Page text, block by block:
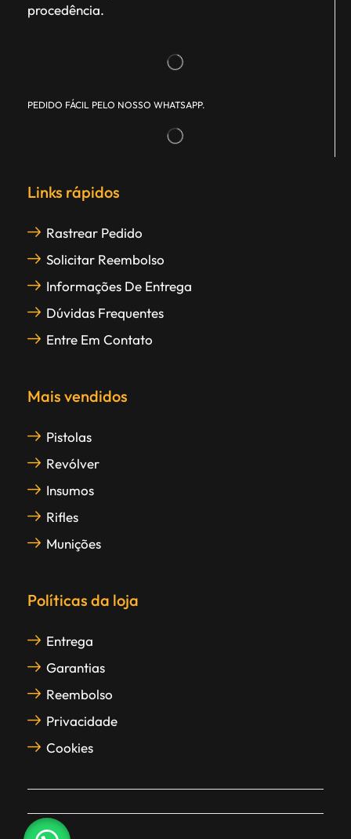
procedência.
PEDIDO FÁCIL PELO NOSSO WHATSAPP.
Links rápidos
Rastrear Pedido
Solicitar Reembolso
Informações De Entrega
Dúvidas Frequentes
Entre Em Contato
Mais vendidos
Pistolas
Revólver
Insumos
Rifles
Munições
Políticas da loja
Entrega
Garantias
Reembolso
Privacidade
Cookies